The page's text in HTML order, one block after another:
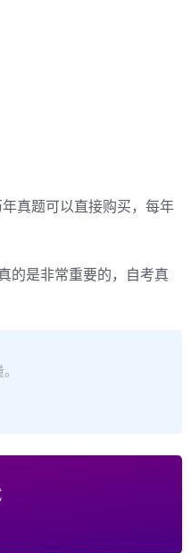
真题可以直接购买，每年
的是非常重要的，自考真